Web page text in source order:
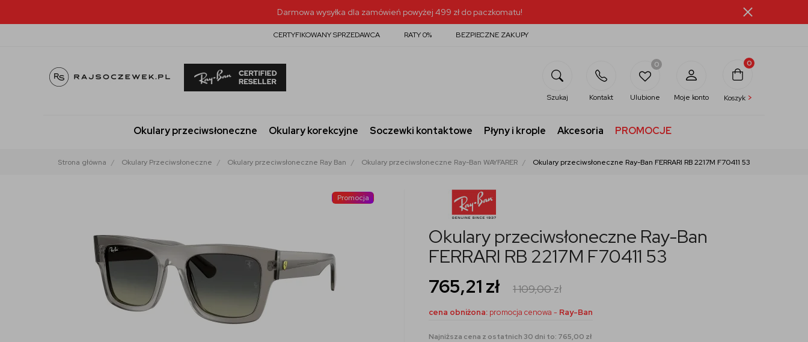
Darmowa wysyłka dla zamówień powyżej 499 zł do paczkomatu!
CERTYFIKOWANY SPRZEDAWCA RATY 0% BEZPIECZNE ZAKUPY
Szukaj Kontakt
0
Ulubione Moje konto
0
Koszyk >
Okulary przeciwsłoneczne Okulary korekcyjne Soczewki kontaktowe Płyny i krople Akcesoria PROMOCJE
Strona główna Okulary Przeciwsłoneczne Okulary przeciwsłoneczne Ray Ban Okulary przeciwsłoneczne Ray-Ban WAYFARER Okulary przeciwsłoneczne Ray-Ban FERRARI RB 2217M F70411 53
Promocja
Okulary przeciwsłoneczne Ray-Ban
FERRARI RB 2217M F70411 53
765,21 zł 1 109,00zł
cena obniżona: promocja cenowa - Ray-Ban
Najniższa cena z ostatnich 30 dni to: 765,00 zł